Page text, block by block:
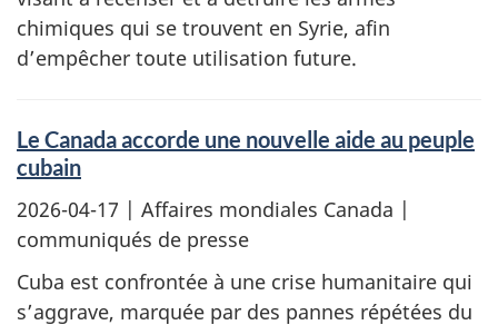
chimiques qui se trouvent en Syrie, afin
d’empêcher toute utilisation future.
Le Canada accorde une nouvelle aide au peuple
cubain
2026-04-17 | Affaires mondiales Canada |
communiqués de presse
Cuba est confrontée à une crise humanitaire qui
s’aggrave, marquée par des pannes répétées du